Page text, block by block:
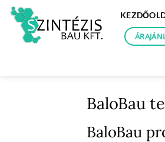
Skip
content
BaloBau
BaloBau